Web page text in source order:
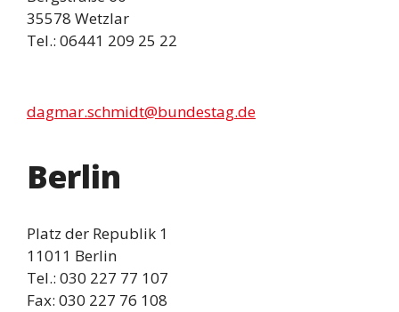
35578 Wetzlar
Tel.: 06441 209 25 22
dagmar.schmidt@bundestag.de
Berlin
Platz der Republik 1
11011 Berlin
Tel.: 030 227 77 107
Fax: 030 227 76 108